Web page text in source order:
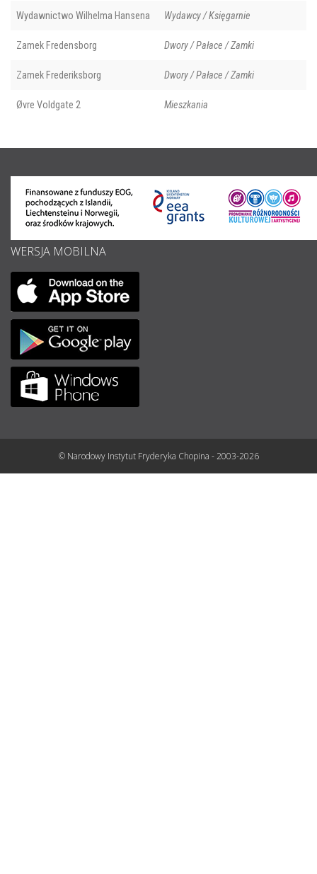
Wydawnictwo Wilhelma Hansena Wydawcy / Księgarnie
Zamek Fredensborg Dwory / Pałace / Zamki
Zamek Frederiksborg Dwory / Pałace / Zamki
Øvre Voldgate 2 Mieszkania
WERSJA MOBILNA
© Narodowy Instytut Fryderyka Chopina - 2003-2026